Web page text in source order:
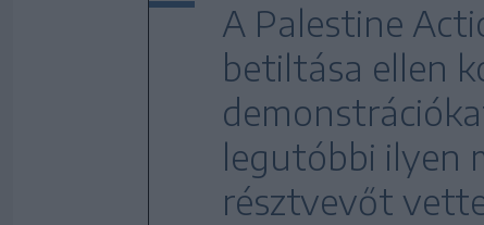
A Palestine
betiltása ellen
legutóbbi ilyen
résztvevőt